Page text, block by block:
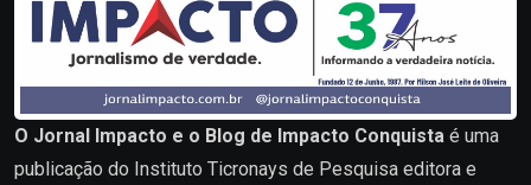
O Jornal Impacto e o Blog de Impacto Conquista é uma
publicação do Instituto Ticronays de Pesquisa editora e